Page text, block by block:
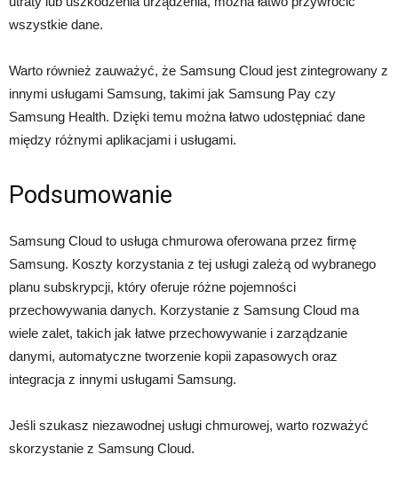
wszystkie dane.
Warto również zauważyć, że Samsung Cloud jest zintegrowany z
innymi usługami Samsung, takimi jak Samsung Pay czy
Samsung Health. Dzięki temu można łatwo udostępniać dane
między różnymi aplikacjami i usługami.
Podsumowanie
Samsung Cloud to usługa chmurowa oferowana przez firmę
Samsung. Koszty korzystania z tej usługi zależą od wybranego
planu subskrypcji, który oferuje różne pojemności
przechowywania danych. Korzystanie z Samsung Cloud ma
wiele zalet, takich jak łatwe przechowywanie i zarządzanie
danymi, automatyczne tworzenie kopii zapasowych oraz
integracja z innymi usługami Samsung.
Jeśli szukasz niezawodnej usługi chmurowej, warto rozważyć
skorzystanie z Samsung Cloud.